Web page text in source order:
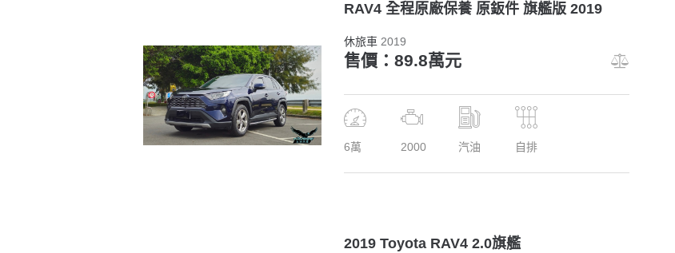
RAV4 全程原廠保養 原鈑件 旗艦版 2019
休旅車 2019
售價：89.8萬元
6萬 2000 汽油 自排
2019 Toyota RAV4 2.0旗艦